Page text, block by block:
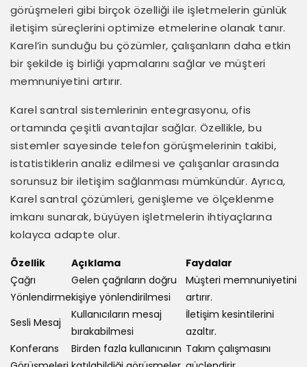
görüşmeleri gibi birçok özelliği ile işletmelerin günlük
iletişim süreçlerini optimize etmelerine olanak tanır.
Karel’in sunduğu bu çözümler, çalışanların daha etkin
bir şekilde iş birliği yapmalarını sağlar ve müşteri
memnuniyetini artırır.
Karel santral sistemlerinin entegrasyonu, ofis
ortamında çeşitli avantajlar sağlar. Özellikle, bu
sistemler sayesinde telefon görüşmelerinin takibi,
istatistiklerin analiz edilmesi ve çalışanlar arasında
sorunsuz bir iletişim sağlanması mümkündür. Ayrıca,
Karel santral çözümleri, genişleme ve ölçeklenme
imkanı sunarak, büyüyen işletmelerin ihtiyaçlarına
kolayca adapte olur.
Özellik Açıklama
Faydalar
Çağrı
Yönlendirme
Gelen çağrıların doğru
kişiye yönlendirilmesi
Müşteri memnuniyetini
artırır.
Sesli Mesaj
Kullanıcıların mesaj
bırakabilmesi
İletişim kesintilerini
azaltır.
Konferans
Birden fazla kullanıcının Takım çalışmasını